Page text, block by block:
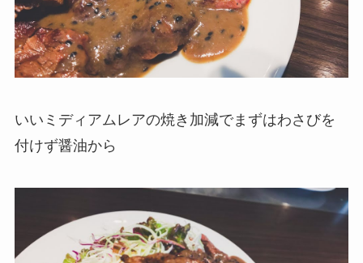
いいミディアムレアの焼き加減でまずはわさびを
付けず醤油から